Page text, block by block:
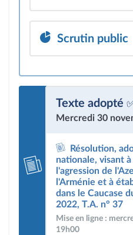
Scrutin public
Texte adopté
Mercredi 30
Résolution,
nationale, visant
l'agression de
l'Arménie et à
dans le Caucase
2022, T.A. n° 37
Mise en ligne :
19h00